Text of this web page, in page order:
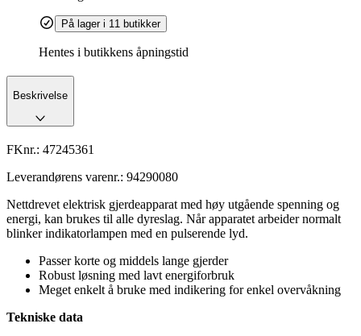
På lager i 11 butikker
Hentes i butikkens åpningstid
Beskrivelse
FKnr.: 47245361
Leverandørens varenr.: 94290080
Nettdrevet elektrisk gjerdeapparat med høy utgående spenning og
energi, kan brukes til alle dyreslag. Når apparatet arbeider normalt
blinker indikatorlampen med en pulserende lyd.
Passer korte og middels lange gjerder
Robust løsning med lavt energiforbruk
Meget enkelt å bruke med indikering for enkel overvåkning
Tekniske data